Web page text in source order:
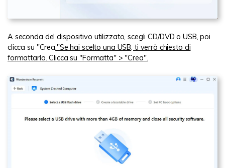
A seconda del dispositivo utilizzato, scegli CD/DVD o USB, poi
clicca su "Crea."Se hai scelto una USB, ti verrà chiesto di
formattarla. Clicca su "Formatta" > "Crea".